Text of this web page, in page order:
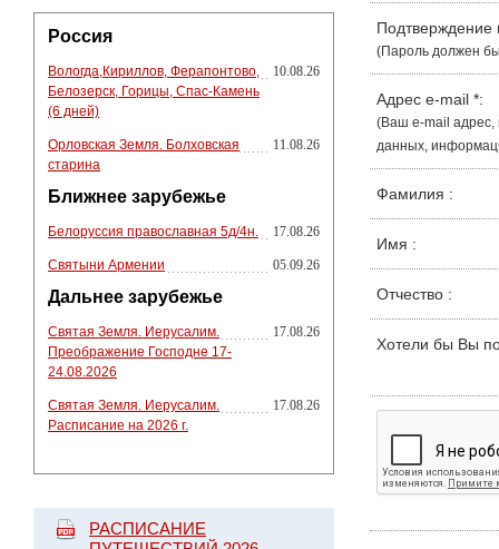
Россия
Вологда,Кириллов, Ферапонтово,
Белозерск, Горицы, Спас-Камень
(6 дней)
10.08.26
Орловская Земля. Болховская
старина
11.08.26
Ближнее зарубежье
Белоруссия православная 5д/4н. 17.08.26
Святыни Армении 05.09.26
Дальнее зарубежье
Святая Земля. Иерусалим.
Преображение Господне 17-
24.08.2026
17.08.26
Святая Земля. Иерусалим.
Расписание на 2026 г.
17.08.26
РАСПИСАНИЕ
(Пароль должен
Адрес e-mail *:
(Ваш e-mail адрес,
данных,
Фамилия :
Имя :
Отчество :
Хотели бы Вы